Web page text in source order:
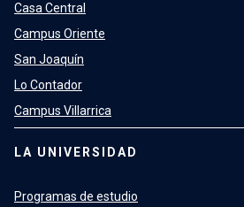
Casa Central
Campus Oriente
San Joaquín
Lo Contador
Campus Villarrica
LA UNIVERSIDAD
Programas de estudio